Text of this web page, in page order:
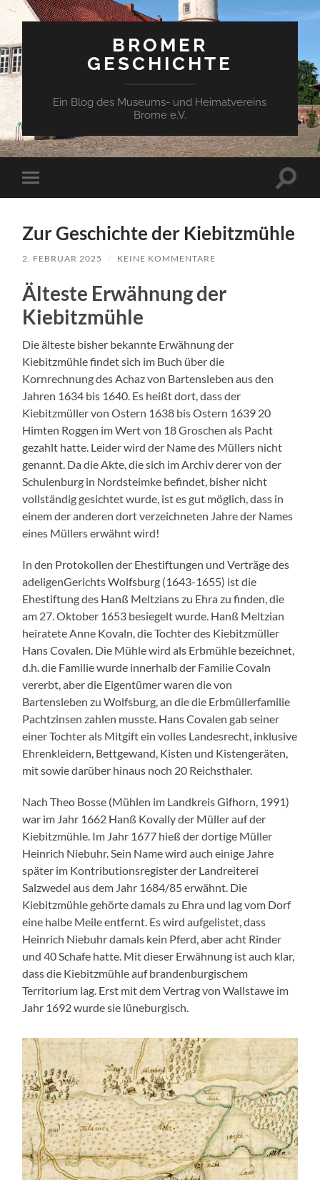
BROMER
GESCHICHTE
Ein Blog des Museums- und Heimatvereins
Brome e.V.
Mobile-
Menü
Zur Geschichte der Kiebitzmühle
2. FEBRUAR 2025 / KEINE KOMMENTARE
Älteste Erwähnung der
Kiebitzmühle
Die älteste bisher bekannte Erwähnung der
Kiebitzmühle findet sich im Buch über die
Kornrechnung des Achaz von Bartensleben aus den
Jahren 1634 bis 1640. Es heißt dort, dass der
Kiebitzmüller von Ostern 1638 bis Ostern 1639 20
Himten Roggen im Wert von 18 Groschen als Pacht
gezahlt hatte. Leider wird der Name des Müllers nicht
genannt. Da die Akte, die sich im Archiv derer von der
Schulenburg in Nordsteimke befindet, bisher nicht
vollständig gesichtet wurde, ist es gut möglich, dass in
einem der anderen dort verzeichneten Jahre der Names
eines Müllers erwähnt wird!
In den Protokollen der Ehestiftungen und Verträge des
adeligenGerichts Wolfsburg (1643-1655) ist die
Ehestiftung des Hanß Meltzians zu Ehra zu finden, die
am 27. Oktober 1653 besiegelt wurde. Hanß Meltzian
heiratete Anne Kovaln, die Tochter des Kiebitzmüller
Hans Covalen. Die Mühle wird als Erbmühle bezeichnet,
d.h. die Familie wurde innerhalb der Familie Covaln
vererbt, aber die Eigentümer waren die von
Bartensleben zu Wolfsburg, an die die Erbmüllerfamilie
Pachtzinsen zahlen musste. Hans Covalen gab seiner
einer Tochter als Mitgift ein volles Landesrecht, inklusive
Ehrenkleidern, Bettgewand, Kisten und Kistengeräten,
mit sowie darüber hinaus noch 20 Reichsthaler.
Nach Theo Bosse (Mühlen im Landkreis Gifhorn, 1991)
war im Jahr 1662 Hanß Kovally der Müller auf der
Kiebitzmühle. Im Jahr 1677 hieß der dortige Müller
Heinrich Niebuhr. Sein Name wird auch einige Jahre
später im Kontributionsregister der Landreiterei
Salzwedel aus dem Jahr 1684/85 erwähnt. Die
Kiebitzmühle gehörte damals zu Ehra und lag vom Dorf
eine halbe Meile entfernt. Es wird aufgelistet, dass
Heinrich Niebuhr damals kein Pferd, aber acht Rinder
und 40 Schafe hatte. Mit dieser Erwähnung ist auch klar,
dass die Kiebitzmühle auf brandenburgischem
Territorium lag. Erst mit dem Vertrag von Wallstawe im
Jahr 1692 wurde sie lüneburgisch.